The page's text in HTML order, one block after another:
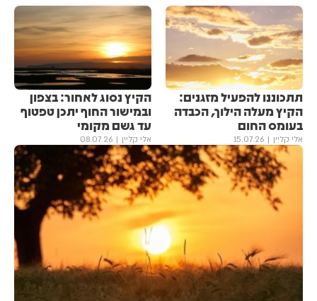
תתכוננו להפעיל מזגנים:
הקיץ מעלה הילוך, הכבדה
בעומס החום
אלי קליין 15.07.26
הקיץ נסוג לאחור: בצפון
ובמישור החוף יתכן טפטוף
עד גשם מקומי
אלי קליין 08.07.26